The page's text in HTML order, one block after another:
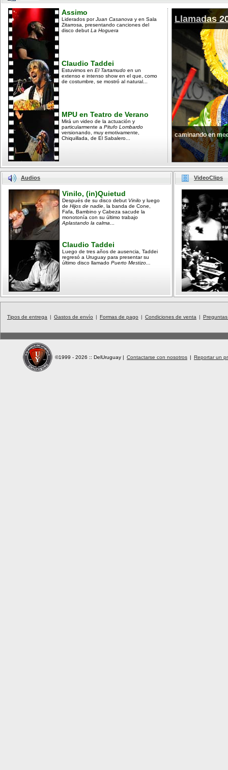
Assimo
Liderados porJuan Casanova y en Sala
Zitarrosa, presentando canciones del
disco debut La Hoguera
Claudio Taddei
Estuvimos en El Tartamudo en un
extenso e intenso show en el que, como
de costumbre, se mostró al natural...
MPU en Teatro de Verano
Mirá un video de la actuación y
particularmente a Pitufo Lombardo
versionando, muy emotivamente,
Chiquillada, de El Sabalero...
Llamadas
caminando en
Audios
Vinilo, (in)Quietud
Después de su disco debut Vinilo y luego
de Hijos de nadie , la banda de Cone,
Fafa, Bambino y Cabeza sacude la
monotonía con su último trabajo
Aplastando la calma
Claudio Taddei
Luego de tres años de ausencia, Taddei
regresó a Uruguay para presentar su
último disco llamado Puerto Mestizo...
VideoClips
Tipos de entrega | Gastos de envío | Formas de pago | Condiciones de venta |
©1999 - 2026 :: DelUruguay | Contactarse con nosotros | Reportar un